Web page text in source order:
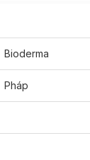
Bioderma
Pháp